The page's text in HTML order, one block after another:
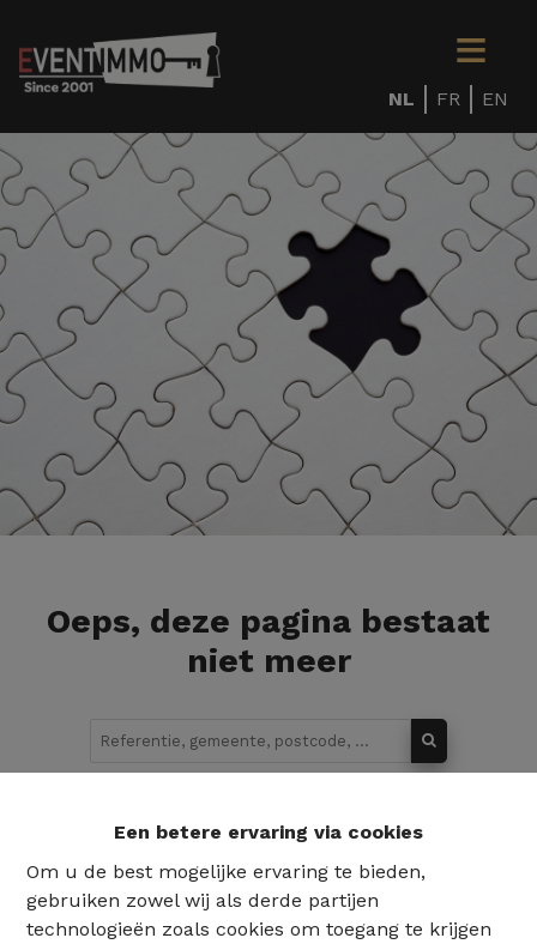
Een betere ervaring via cookies
Om u de best mogelijke ervaring te bieden,
gebruiken zowel wij als derde partijen
technologieën zoals cookies om toegang te krijgen
NL FR EN
Oeps, deze pagina bestaat
niet meer